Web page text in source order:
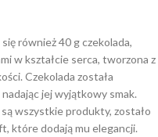
również 40 g czekolada,
w kształcie serca, tworzona z
Czekolada została
jej wyjątkowy smak.
wszystkie produkty, zostało
które dodają mu elegancji.